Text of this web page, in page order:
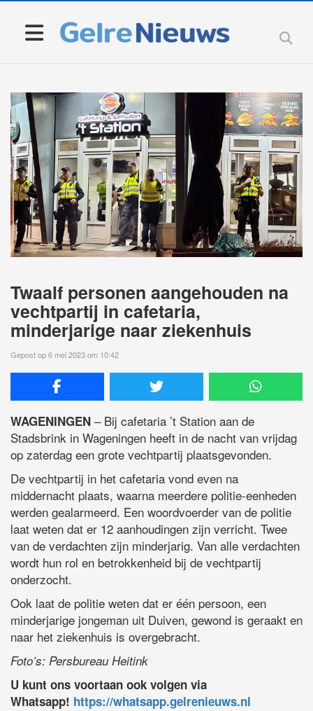
Twaalf personen aangehouden na
vechtpartij in cafetaria,
minderjarige naar ziekenhuis
Gepost op 6 mei 2023 om 10:42
WAGENINGEN – Bij cafetaria ’t Station aan de
Stadsbrink in Wageningen heeft in de nacht van vrijdag
op zaterdag een grote vechtpartij plaatsgevonden.
De vechtpartij in het cafetaria vond even na
middernacht plaats, waarna meerdere politie-eenheden
werden gealarmeerd. Een woordvoerder van de politie
laat weten dat er 12 aanhoudingen zijn verricht. Twee
van de verdachten zijn minderjarig. Van alle verdachten
wordt hun rol en betrokkenheid bij de vechtpartij
onderzocht.
Ook laat de politie weten dat er één persoon, een
minderjarige jongeman uit Duiven, gewond is geraakt en
naar het ziekenhuis is overgebracht.
Foto’s: Persbureau Heitink
U kunt ons voortaan ook volgen via
Whatsapp! https://whatsapp.gelrenieuws.nl